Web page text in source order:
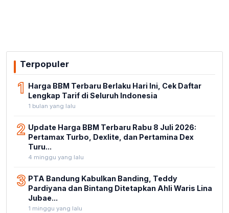
Terpopuler
1 Harga BBM Terbaru Berlaku Hari Ini, Cek Daftar
Lengkap Tarif di Seluruh Indonesia
1 bulan yang lalu
2 Update Harga BBM Terbaru Rabu 8 Juli 2026:
Pertamax Turbo, Dexlite, dan Pertamina Dex
Turu...
4 minggu yang lalu
3 PTA Bandung Kabulkan Banding, Teddy
Pardiyana dan Bintang Ditetapkan Ahli Waris Lina
Jubae...
1 minggu yang lalu